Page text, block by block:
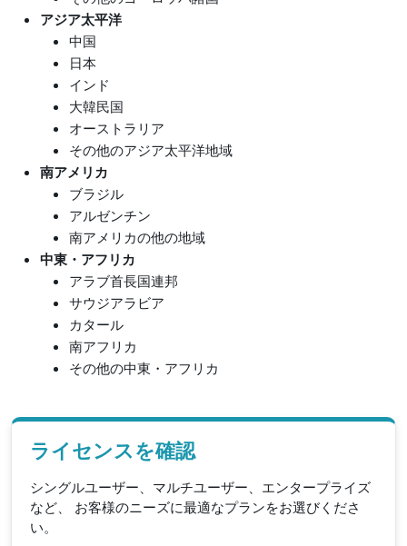
アジア太平洋
中国
日本
インド
大韓民国
オーストラリア
その他のアジア太平洋地域
南アメリカ
ブラジル
アルゼンチン
南アメリカの他の地域
中東・アフリカ
アラブ首長国連邦
サウジアラビア
カタール
南アフリカ
その他の中東・アフリカ
ライセンスを確認
シングルユーザー、マルチユーザー、エンタープライズ
など、 お客様のニーズに最適なプランをお選びくださ
い。